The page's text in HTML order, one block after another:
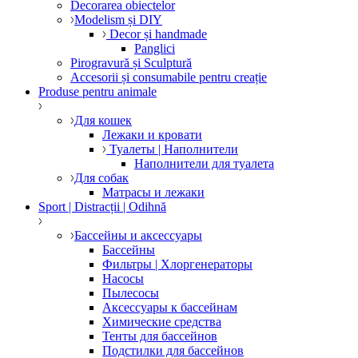
Decorarea obiectelor
Modelism și DIY
Decor și handmade
Panglici
Pirogravură și Sculptură
Accesorii și consumabile pentru creație
Produse pentru animale
Для кошек
Лежаки и кровати
Туалеты | Наполнители
Наполнители для туалета
Для собак
Матрасы и лежаки
Sport | Distracții | Odihnă
Бассейны и аксессуары
Бассейны
Фильтры | Хлоргенераторы
Насосы
Пылесосы
Аксессуары к бассейнам
Химические средства
Тенты для бассейнов
Подстилки для бассейнов